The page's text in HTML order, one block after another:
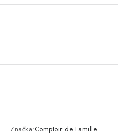
Moja objednávka
Značka:Comptoir de Famille